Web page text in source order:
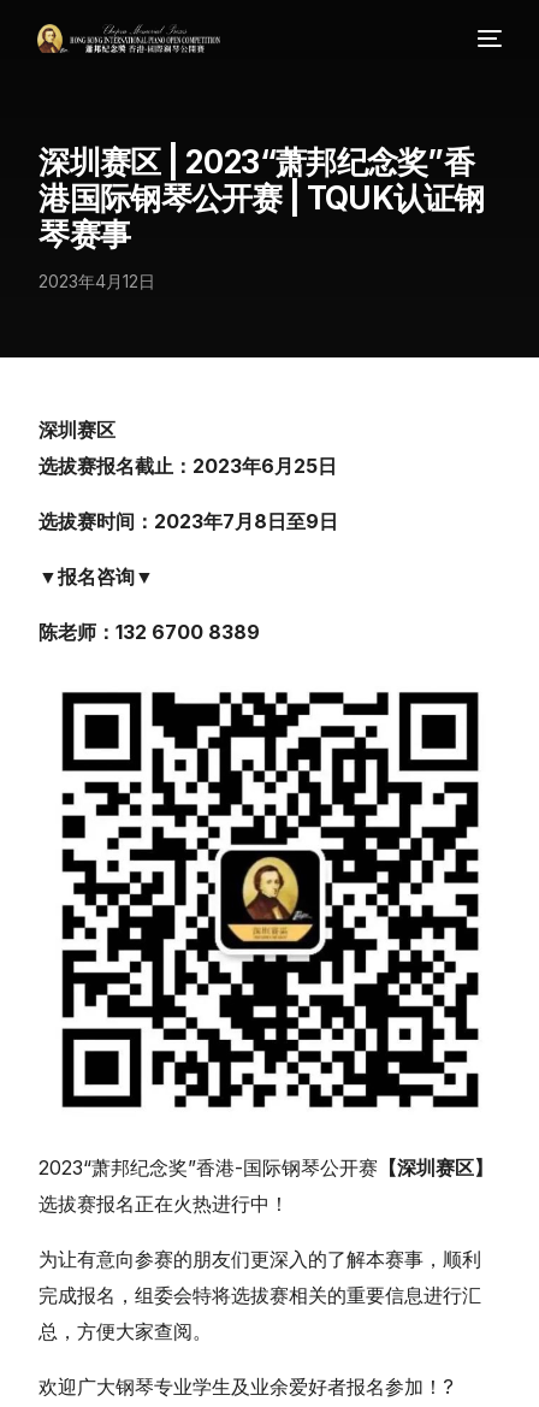
深圳赛区 | 2023“萧邦纪念奖”香
港国际钢琴公开赛 | TQUK认证钢
琴赛事
2023年4月12日
深圳赛区
选拔赛报名截止： 2023年6月25日
选拔赛时间： 2023年7月8日至9日
▼报名咨询▼
陈老师：132 6700 8389
2023“萧邦纪念奖”香港-国际钢琴公开赛 【深圳赛区】
选拔赛报名正在火热进行中！
为让有意向参赛的朋友们更深入的了解本赛事，顺利
完成报名，组委会特将选拔赛相关的重要信息进行汇
总，方便大家查阅。
欢迎广大钢琴专业学生及业余爱好者报名参加！?
简体中文